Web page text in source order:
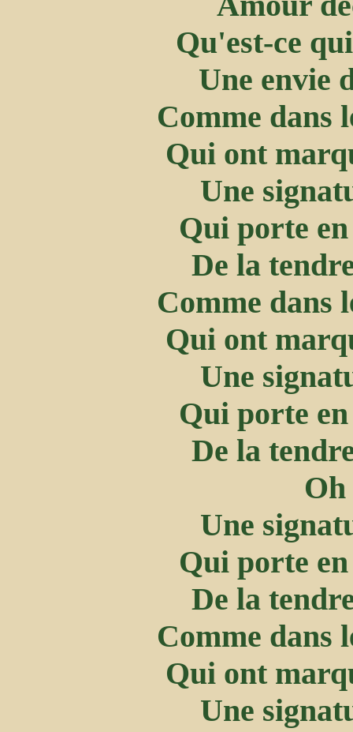
Qu'est-ce
Une envie
Comme dans
Qui ont
Une
Qui porte
De la
Comme dans
Qui ont
Une
Qui porte
De la
Oh
Une
Qui porte
De la
Comme dans
Qui ont
Une